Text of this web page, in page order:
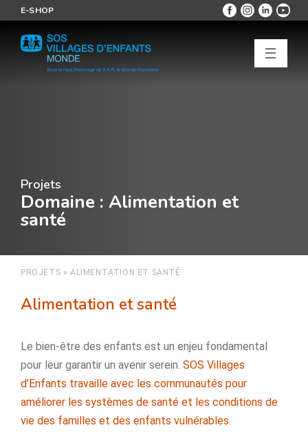
E-SHOP
☰
Projets
Domaine : Alimentation et
santé
PROJETS »ALIMENTATION ET SANTÉ
Alimentation et santé
Le bien-être des enfants est un enjeu fondamental
pour leur garantir un avenir serein. SOS Villages
d’Enfants travaille avec les communautés pour
améliorer les systèmes de santé et les conditions de
vie des familles et des enfants vulnérables.